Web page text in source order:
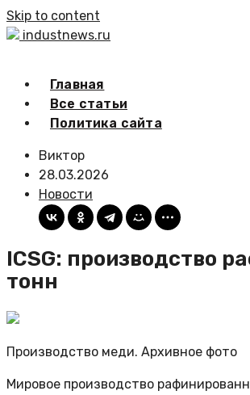
Skip to content
industnews.ru
Главная
Все статьи
Политика сайта
Виктор
28.03.2026
Новости
ICSG: производство
тонн
Производство меди. Архивное фото
Мировое производство